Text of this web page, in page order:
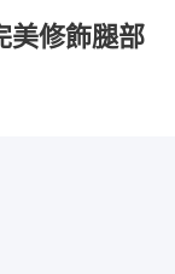
美修飾腿部